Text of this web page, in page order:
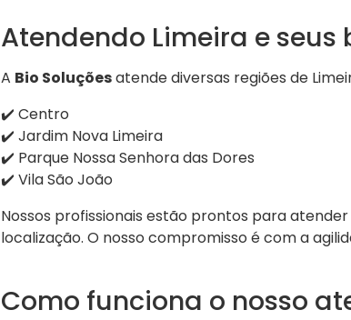
Atendendo Limeira e seus
A Bio Soluçõesatende diversas regiões de
✔️ Centro
✔️ Jardim Nova Limeira
✔️ Parque Nossa Senhora das Dores
✔️ Vila São João
Nossos profissionais estão prontos para
localização. O nosso compromisso é com a
Como funciona o nosso